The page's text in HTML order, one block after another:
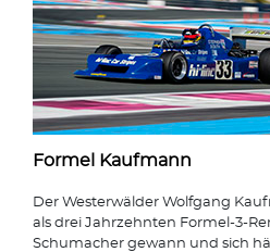
Formel Kaufmann
Der Westerwälder Wolfgang
als drei Jahrzehnten Formel-3-
Schumacher gewann und sich